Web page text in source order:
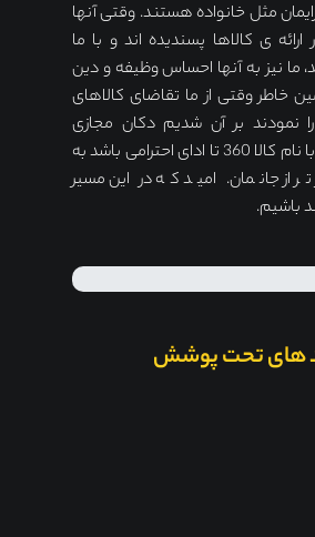
مثل خانواده هستند. وقتی آنها
ی کالاها پسندیده اند و با ما
ما نیز به آنها احساس وظیفه و دین
خاطر وقتی از ما تقاضای کالاهای
نمودند بر آن شدیم دکان مجازی
دیگری بگشائیم با نام کالا 360 تا ادای احترامی باشد به
از جانمان. امید که در این مسیر
باشیم.
های تحت پوشش